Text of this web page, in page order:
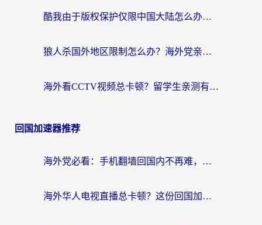
酷我由于版权保护仅限中国大陆怎么办？海外党亲测有效的解锁指南
狼人杀国外地区限制怎么办？海外党亲测有效的全场景回国加速指南
海外看CCTV视频总卡顿？留学生亲测有效的回国加速器选择指南
回国加速器推荐
海外党必看：手机翻墙回国内不再难，一篇搞定无缝访问国内资源指南
海外华人电视直播总卡顿？这份回国加速器选择指南帮你无缝看国内资源